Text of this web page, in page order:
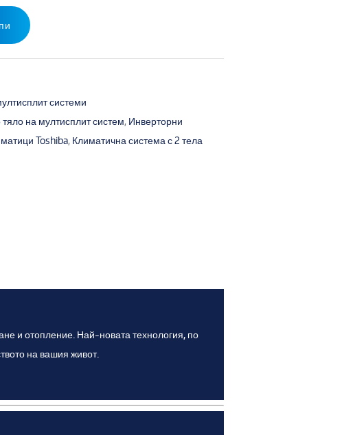
системи
на мултисплит систем, Инверторни
Toshiba, Климатична система с 2 тела
и отопление. Най-новата технология, по
на вашия живот.